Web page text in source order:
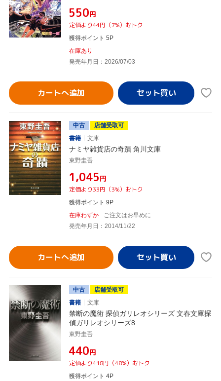
¥550円
定価より44円（7%）おトク
獲得ポイント 5P
在庫あり
発売年月日：2026/07/03
カートへ追加
中古
店舗受取可
書籍
文庫
ナミヤ雑貨店の奇蹟 角川文庫
東野圭吾
¥1,045円
定価より33円（3%）おトク
獲得ポイント 9P
在庫わずか
ご注文はお早めに
発売年月日：2014/11/22
カートへ追加
中古
店舗受取可
書籍
文庫
禁断の魔術 探偵ガリレオシリーズ 文春文庫探
偵ガリレオシリーズ8
東野圭吾
¥440円
定価より418円（48%）おトク
獲得ポイント 4P